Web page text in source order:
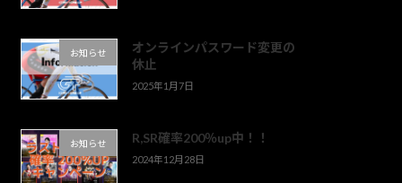
お知らせ
オンラインパスワード変更の
休止
2025年1月7日
お知らせ R,SR確率200％up中！！
2024年12月28日